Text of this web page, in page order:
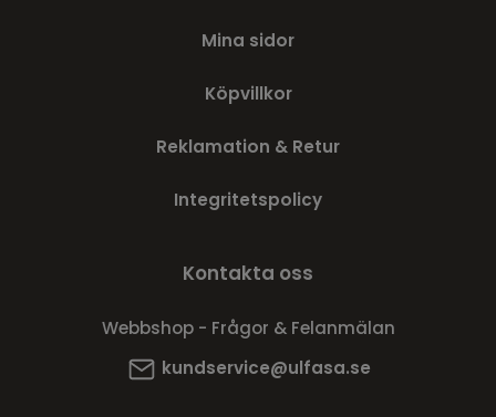
Mina sidor
Köpvillkor
Reklamation & Retur
Integritetspolicy
Kontakta oss
Webbshop - Frågor & Felanmälan
kundservice@ulfasa.se